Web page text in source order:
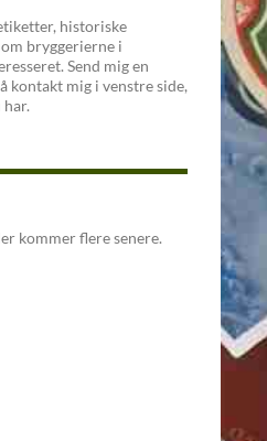
historiske
bryggerierne i
Send mig en
kontakt mig i venstre side,
kommer flere senere.